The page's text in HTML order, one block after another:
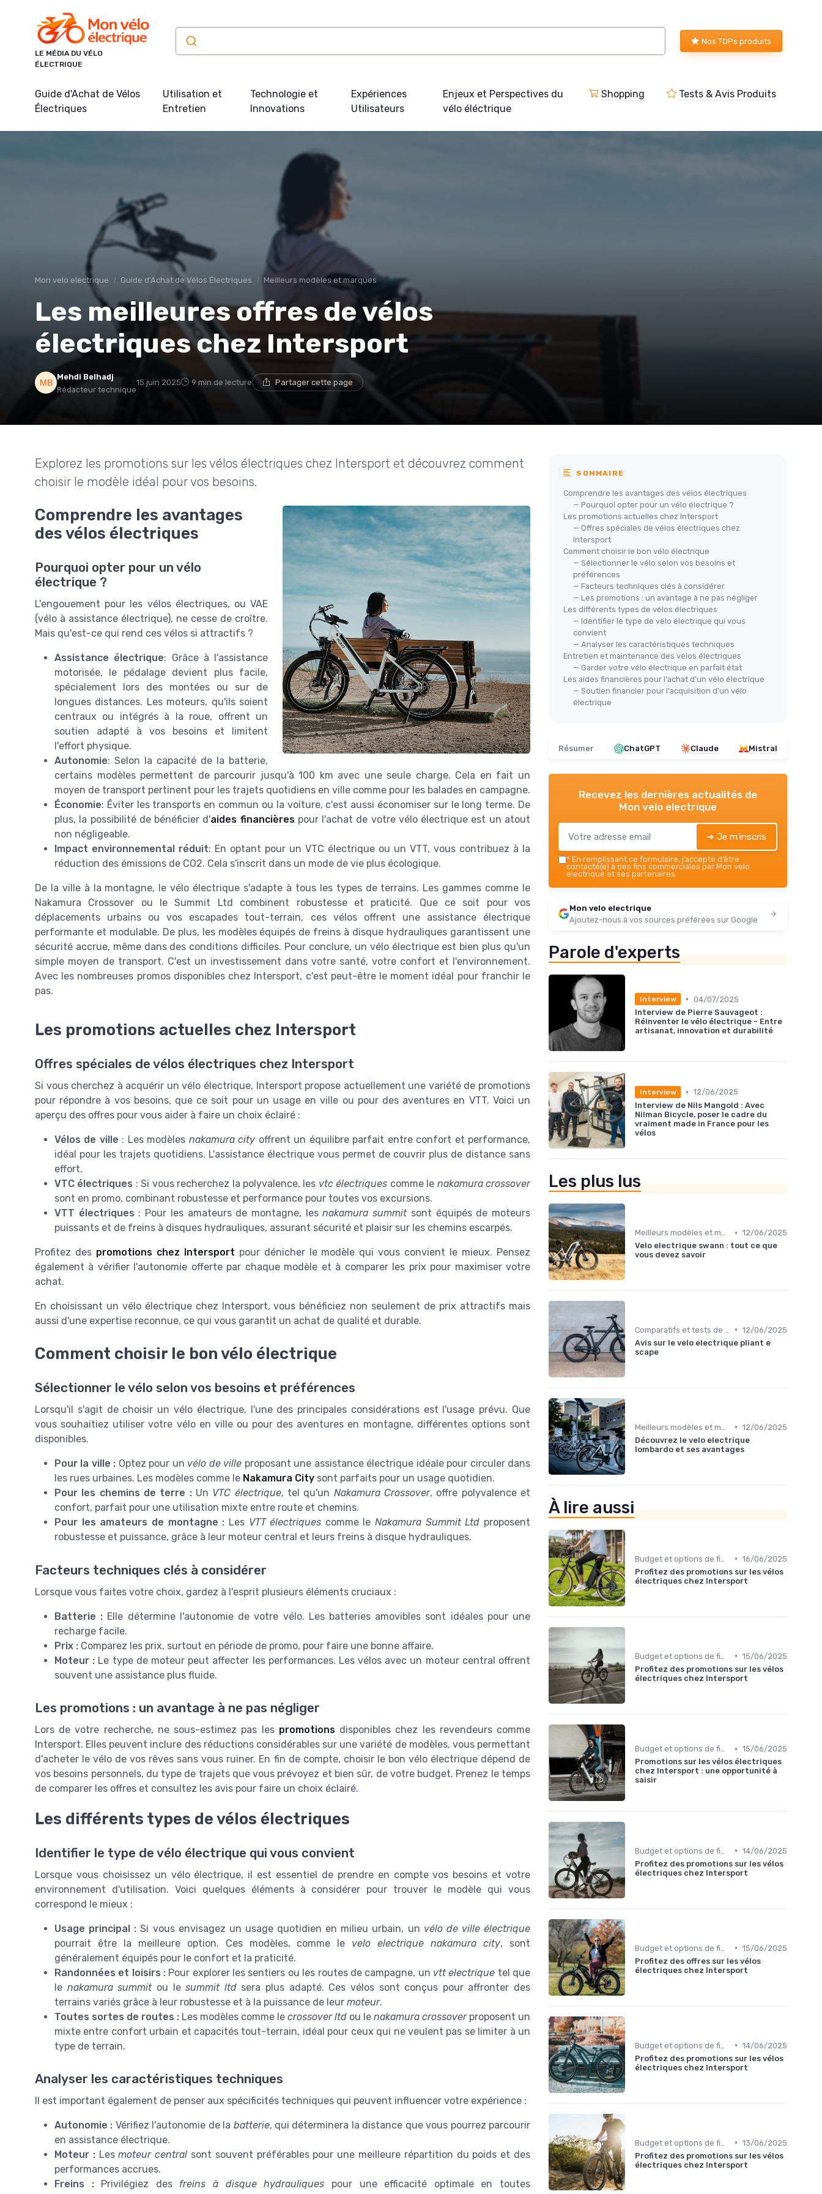
LE MÉDIA DU VÉLO
ÉLECTRIQUE
Nos TOPs produits
Guide d'Achat de Vélos
Électriques
Utilisation et
Entretien
Technologie et
Innovations
Expériences
Utilisateurs
Enjeux et Perspectives du
vélo éléctrique
Shopping Tests & Avis Produits
Mon velo electrique Guide d'Achat de Vélos Électriques Meilleurs modèles et marques
Les meilleures offres de vélos
électriques chez Intersport
Mehdi Belhadj
Rédacteur technique
15 juin 2025 9 min de lecture Partager cette page
Explorez les promotions sur les vélos électriques chez Intersport et découvrez comment
choisir le modèle idéal pour vos besoins.
Comprendre les avantages
des vélos électriques
Pourquoi opter pour un vélo
électrique ?
L'engouement pour les vélos électriques, ou VAE
(vélo à assistance électrique), ne cesse de croître.
Mais qu'est-ce qui rend ces vélos si attractifs ?
Assistance électrique: Grâce à l'assistance
motorisée, le pédalage devient plus facile,
spécialement lors des montées ou sur de
longues distances. Les moteurs, qu'ils soient
centraux ou intégrés à la roue, offrent un
soutien adapté à vos besoins et limitent
l'effort physique.
Autonomie: Selon la capacité de la batterie,
certains modèles permettent de parcourir jusqu'à 100 km avec une seule charge. Cela en fait un
moyen de transport pertinent pour les trajets quotidiens en ville comme pour les balades en campagne.
Économie: Éviter les transports en commun ou la voiture, c'est aussi économiser sur le long terme. De
plus, la possibilité de bénéficier d'aides financièrespour l'achat de votre vélo électrique est un atout
non négligeable.
Impact environnemental réduit: En optant pour un VTC électrique ou un VTT, vous contribuez à la
réduction des émissions de CO2. Cela s'inscrit dans un mode de vie plus écologique.
De la ville à la montagne, le vélo électrique s'adapte à tous les types de terrains. Les gammes comme le
Nakamura Crossover ou le Summit Ltd combinent robustesse et praticité. Que ce soit pour vos
déplacements urbains ou vos escapades tout-terrain, ces vélos offrent une assistance électrique
performante et modulable. De plus, les modèles équipés de freins à disque hydrauliques garantissent une
sécurité accrue, même dans des conditions difficiles. Pour conclure, un vélo électrique est bien plus qu'un
simple moyen de transport. C'est un investissement dans votre santé, votre confort et l'environnement.
Avec les nombreuses promos disponibles chez Intersport, c'est peut-être le moment idéal pour franchir le
pas.
Les promotions actuelles chez Intersport
Offres spéciales de vélos électriques chez Intersport
Si vous cherchez à acquérir un vélo électrique, Intersport propose actuellement une variété de promotions
pour répondre à vos besoins, que ce soit pour un usage en ville ou pour des aventures en VTT. Voici un
aperçu des offres pour vous aider à faire un choix éclairé :
Vélos de ville : Les modèles nakamura city offrent un équilibre parfait entre confort et performance,
idéal pour les trajets quotidiens. L'assistance électrique vous permet de couvrir plus de distance sans
effort.
VTC électriques : Si vous recherchez la polyvalence, les vtc électriques comme le nakamura crossover
sont en promo, combinant robustesse et performance pour toutes vos excursions.
VTT électriques : Pour les amateurs de montagne, lesnakamura summitsont équipés de moteurs
puissants et de freins à disques hydrauliques, assurant sécurité et plaisir sur les chemins escarpés.
Profitez des promotions chez Intersport pour dénicher le modèle qui vous convient le mieux. Pensez
également à vérifier l'autonomie offerte par chaque modèle et à comparer les prix pour maximiser votre
achat.
En choisissant un vélo électrique chez Intersport, vous bénéficiez non seulement de prix attractifs mais
aussi d'une expertise reconnue, ce qui vous garantit un achat de qualité et durable.
Comment choisir le bon vélo électrique
Sélectionner le vélo selon vos besoins et préférences
Lorsqu'il s'agit de choisir un vélo électrique, l'une des principales considérations est l'usage prévu. Que
vous souhaitiez utiliser votre vélo en ville ou pour des aventures en montagne, différentes options sont
disponibles.
Pour la ville : Optez pour un vélo de ville proposant une assistance électrique idéale pour circuler dans
les rues urbaines. Les modèles comme le Nakamura City sont parfaits pour un usage quotidien.
Pour les chemins de terre :Un VTC électrique, tel qu'un Nakamura Crossover, offre polyvalence et
confort, parfait pour une utilisation mixte entre route et chemins.
Pour les amateurs de montagne : Les VTT électriques comme leNakamura Summit Ltd proposent
robustesse et puissance, grâce à leur moteur central et leurs freins à disque hydrauliques.
Facteurs techniques clés à considérer
Lorsque vous faites votre choix, gardez à l'esprit plusieurs éléments cruciaux :
Batterie : Elle détermine l'autonomie de votre vélo. Les batteries amovibles sont idéales pour une
recharge facile.
Prix : Comparez les prix, surtout en période de promo, pour faire une bonne affaire.
Moteur : Le type de moteur peut affecter les performances. Les vélos avec un moteur central offrent
souvent une assistance plus fluide.
Les promotions : un avantage à ne pas négliger
Lors de votre recherche, ne sous-estimez pas les promotionsdisponibles chez les revendeurs comme
Intersport. Elles peuvent inclure des réductions considérables sur une variété de modèles, vous permettant
d'acheter le vélo de vos rêves sans vous ruiner. En fin de compte, choisir le bon vélo électrique dépend de
vos besoins personnels, du type de trajets que vous prévoyez et bien sûr, de votre budget. Prenez le temps
de comparer les offres et consultez les avis pour faire un choix éclairé.
Les différents types de vélos électriques
Identifier le type de vélo électrique qui vous convient
Lorsque vous choisissez un vélo électrique, il est essentiel de prendre en compte vos besoins et votre
environnement d'utilisation. Voici quelques éléments à considérer pour trouver le modèle qui vous
correspond le mieux :
Usage principal : Si vous envisagez un usage quotidien en milieu urbain, un vélo de ville électrique
pourrait être la meilleure option. Ces modèles, comme le velo electrique nakamura city, sont
généralement équipés pour le confort et la praticité.
Randonnées et loisirs : Pour explorer les sentiers ou les routes de campagne, un vtt electrique tel que
le nakamura summitou lesummit ltdsera plus adapté. Ces vélos sont conçus pour affronter des
terrains variés grâce à leur robustesse et à la puissance de leur moteur.
Toutes sortes de routes : Les modèles comme le crossover ltd ou le nakamura crossoverproposent un
mixte entre confort urbain et capacités tout-terrain, idéal pour ceux qui ne veulent pas se limiter à un
type de terrain.
Analyser les caractéristiques techniques
Il est important également de penser aux spécificités techniques qui peuvent influencer votre expérience :
Autonomie : Vérifiez l'autonomie de la batterie, qui déterminera la distance que vous pourrez parcourir
en assistance électrique.
Moteur :Lesmoteur central sont souvent préférables pour une meilleure répartition du poids et des
performances accrues.
Freins :Privilégiez des freins à disque hydrauliques pour une efficacité optimale en toutes
SOMMAIRE
Comprendre les avantages des vélos électriques
— Pourquoi opter pour un vélo électrique ?
Les promotions actuelles chez Intersport
— Offres spéciales de vélos électriques chez
Intersport
Comment choisir le bon vélo électrique
— Sélectionner le vélo selon vos besoins et
préférences
— Facteurs techniques clés à considérer
— Les promotions : un avantage à ne pas négliger
Les différents types de vélos électriques
— Identifier le type de vélo électrique qui vous
convient
— Analyser les caractéristiques techniques
Entretien et maintenance des vélos électriques
— Garder votre vélo électrique en parfait état
Les aides financières pour l'achat d'un vélo électrique
— Soutien financier pour l'acquisition d'un vélo
électrique
Résumer ChatGPT Claude Mistral
Recevez les dernières actualités de
Mon velo electrique
➔ Je m'inscris
* En remplissant ce formulaire, j’accepte d’être
contacté(e) à des fins commerciales par Mon velo
electrique et ses partenaires.
Mon velo electrique
Ajoutez-nous à vos sources préférées sur Google
Parole d'experts
Interview • 04/07/2025
Interview de Pierre Sauvageot :
Réinventer le vélo électrique - Entre
artisanat, innovation et durabilité
Interview • 12/06/2025
Interview de Nils Mangold : Avec
Nilman Bicycle, poser le cadre du
vraiment made in France pour les
vélos
Les plus lus
Meilleurs modèles et marques • 12/06/2025
Velo electrique swann : tout ce que
vous devez savoir
• 12/06/2025
Avis sur le velo electrique pliant e
scape
• 12/06/2025
Découvrez le velo electrique
lombardo et ses avantages
À lire aussi
• 16/06/2025
Profitez des promotions sur les vélos
électriques chez Intersport
• 15/06/2025
Profitez des promotions sur les vélos
électriques chez Intersport
Budget et options de financement • 15/06/2025
Promotions sur les vélos électriques
chez Intersport : une opportunité à
saisir
• 14/06/2025
Profitez des promotions sur les vélos
électriques chez Intersport
• 15/06/2025
Profitez des offres sur les vélos
électriques chez Intersport
• 14/06/2025
Profitez des promotions sur les vélos
électriques chez Intersport
• 13/06/2025
Profitez des promotions sur les vélos
électriques chez Intersport